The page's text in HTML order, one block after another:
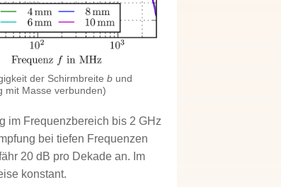
der Schirmbreiteb und
mit Masse verbunden)
im Frequenzbereich bis 2 GHz
bei tiefen Frequenzen
20 dB pro Dekade an. Im
konstant.